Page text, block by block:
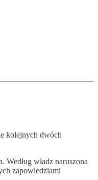
kolejnych dwóch
władz naruszona
zapowiedziami